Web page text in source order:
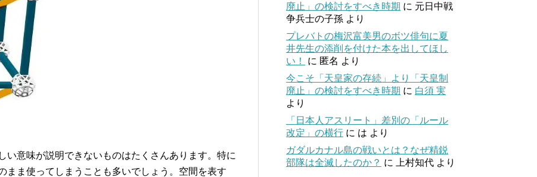
い意味が説明できないものはたくさんあります。特に
まま使ってしまうことも多いでしょう。空間を表す
廃止」の検討をすべき時期 に 元日中戦
争兵士の子孫 より
プレバトの梅沢富美男のボツ俳句に夏
井先生の添削を付けた本を出してほし
い！
に 匿名 より
今こそ「天皇家の存続」より「天皇制
廃止」の検討をすべき時期 に 白須 実
より
「日本人アスリート」差別の「ルール
改定」の横行 に は より
ガダルカナル島の戦いとは？なぜ精鋭
部隊は全滅したのか？ に 上村知代 より